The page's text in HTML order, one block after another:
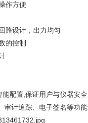
作方便
路设计，出力均匀
的控制
配置,保证用户与仪器安全
审计追踪、电子签名等功能